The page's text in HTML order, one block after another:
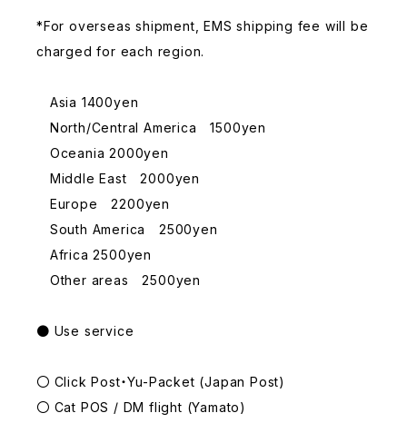
*For overseas shipment, EMS shipping fee will be
charged for each region.
Asia 1400yen
North/Central America 1500yen
Oceania 2000yen
Middle East 2000yen
Europe 2200yen
South America 2500yen
Africa 2500yen
Other areas 2500yen
● Use service
〇 Click Post・Yu-Packet (Japan Post)
〇 Cat POS / DM flight (Yamato)